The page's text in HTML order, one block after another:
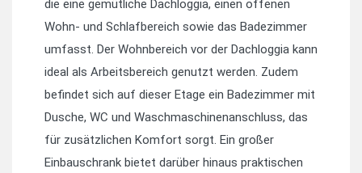
die eine gemütliche Dachloggia, einen offenen
Wohn- und Schlafbereich sowie das Badezimmer
umfasst. Der Wohnbereich vor der Dachloggia kann
ideal als Arbeitsbereich genutzt werden. Zudem
befindet sich auf dieser Etage ein Badezimmer mit
Dusche, WC und Waschmaschinenanschluss, das
für zusätzlichen Komfort sorgt. Ein großer
Einbauschrank bietet darüber hinaus praktischen